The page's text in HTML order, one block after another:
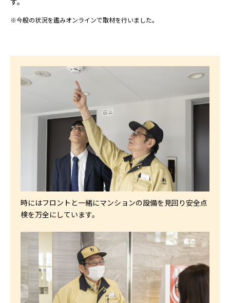
※今般の状況を鑑みオンラインで取材を行いました。
時にはフロントと一緒にマンションの設備を見回り安全点
検を万全にしています。